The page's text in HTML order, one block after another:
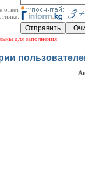
ответ
для заполнения